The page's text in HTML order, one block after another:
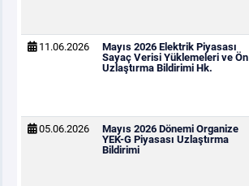
11.06.2026
Mayıs 2026 Elektrik Piyasası
Sayaç Verisi Yüklemeleri ve Ön
Uzlaştırma Bildirimi Hk.
05.06.2026
Mayıs 2026 Dönemi Organize
YEK-G Piyasası Uzlaştırma
Bildirimi